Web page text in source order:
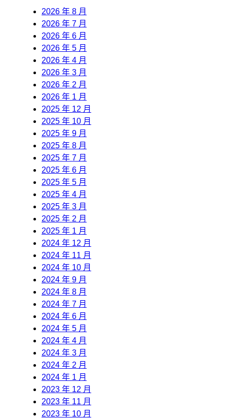
2026 年 8 月
2026 年 7 月
2026 年 6 月
2026 年 5 月
2026 年 4 月
2026 年 3 月
2026 年 2 月
2026 年 1 月
2025 年 12 月
2025 年 10 月
2025 年 9 月
2025 年 8 月
2025 年 7 月
2025 年 6 月
2025 年 5 月
2025 年 4 月
2025 年 3 月
2025 年 2 月
2025 年 1 月
2024 年 12 月
2024 年 11 月
2024 年 10 月
2024 年 9 月
2024 年 8 月
2024 年 7 月
2024 年 6 月
2024 年 5 月
2024 年 4 月
2024 年 3 月
2024 年 2 月
2024 年 1 月
2023 年 12 月
2023 年 11 月
2023 年 10 月